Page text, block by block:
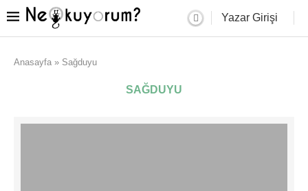
Yazar Girişi
Anasayfa » Sağduyu
SAĞDUYU